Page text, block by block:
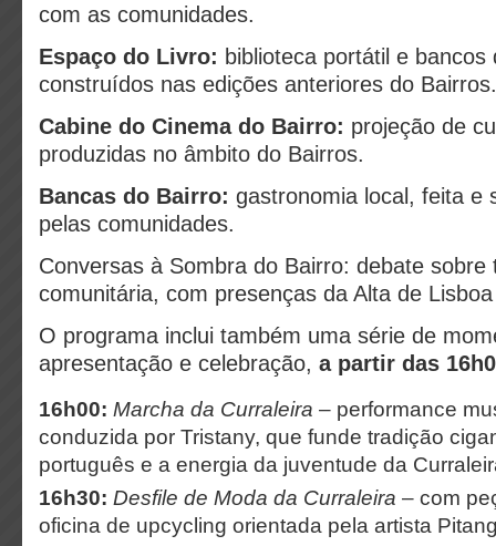
com as comunidades.
Espaço do Livro: biblioteca portátil e bancos
construídos nas edições anteriores do
Cabine do Cinema do Bairro: projeção de
produzidas no âmbito do Bairros.
Bancas do Bairro: gastronomia local, feita e
pelas comunidades.
Conversas à Sombra do Bairro: debate sobre
comunitária, com presenças da Alta de
O programa inclui também uma série de
apresentação e celebração, a partir das
16h00: Marcha da Curraleira – performance
conduzida por Tristany, que funde tradição
português e a energia da juventude da
16h30: Desfile de Moda da Curraleira – com
oficina de upcycling orientada pela artista